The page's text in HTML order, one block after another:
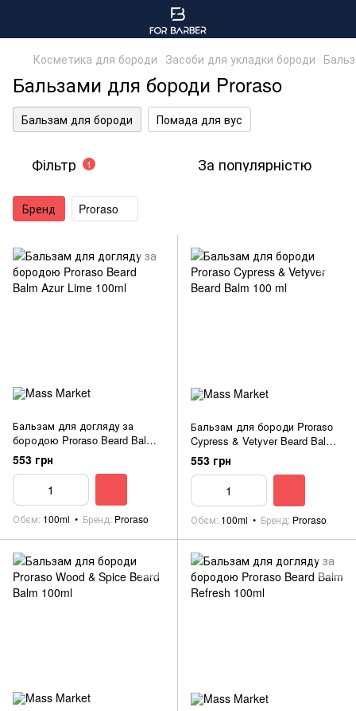
Косметика для бороди Засоби для укладки бороди
Бальзами для бороди Proraso
Бальзам для бороди Помада для вус
Фільтр 1 За популярністю
Бренд Proraso
Бальзам для догляду за
бородою Proraso Beard Balm
Azur Lime 100ml
553 грн
Обєм 100ml Бренд Proraso
Бальзам для бороди Proraso
Cypress & Vetyver Beard Balm
100 ml
553 грн
Обєм 100ml Бренд Proraso